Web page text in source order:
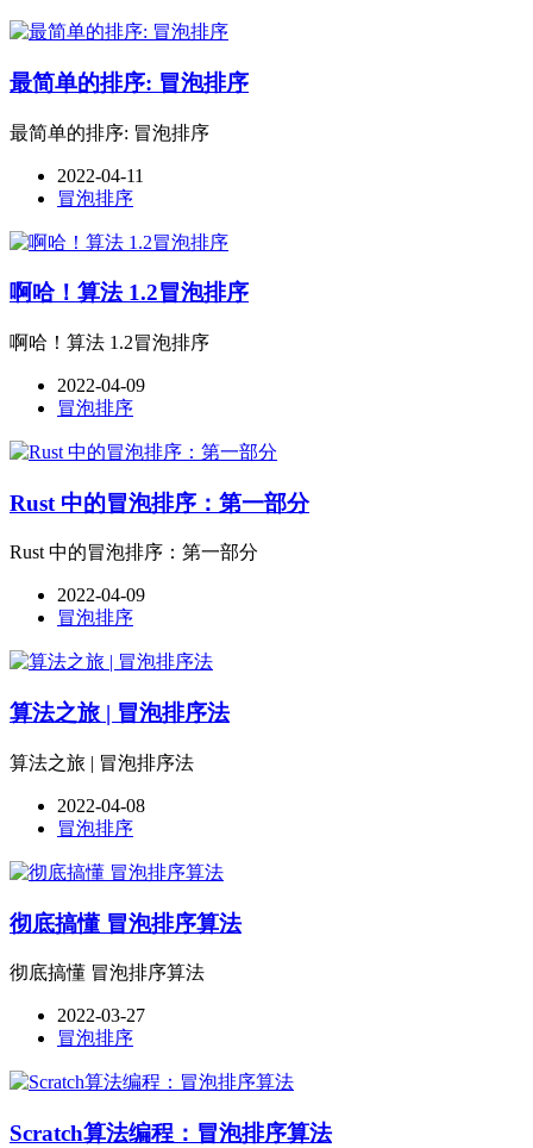
最简单的排序: 冒泡排序
最简单的排序: 冒泡排序
2022-04-11
冒泡排序
啊哈！算法 1.2冒泡排序
啊哈！算法 1.2冒泡排序
2022-04-09
冒泡排序
Rust 中的冒泡排序：第一部分
Rust 中的冒泡排序：第一部分
2022-04-09
冒泡排序
算法之旅 | 冒泡排序法
算法之旅 | 冒泡排序法
2022-04-08
冒泡排序
彻底搞懂 冒泡排序算法
彻底搞懂 冒泡排序算法
2022-03-27
冒泡排序
Scratch算法编程：冒泡排序算法